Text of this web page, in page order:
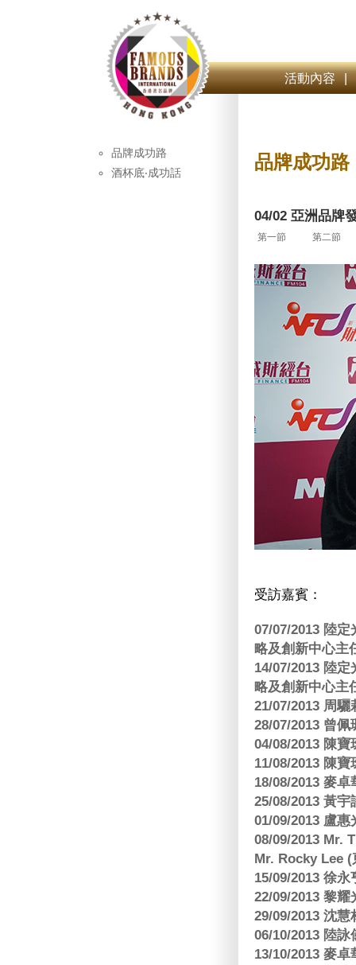
活動內容 |
品牌成功路
酒杯底‧成功話
品牌成功路
04/02 亞洲品牌
第一節 第二節
受訪嘉賓：
07/07/2013 陸
略及創新中心主
14/07/2013 陸
略及創新中心主
21/07/2013 周
28/07/2013 曾
04/08/2013 陳
11/08/2013 陳
18/08/2013 麥
25/08/2013 黃
01/09/2013 盧
08/09/2013 Mr.
Mr. Rocky Lee
15/09/2013 徐
22/09/2013 黎
29/09/2013 沈
06/10/2013 陸
13/10/2013 麥